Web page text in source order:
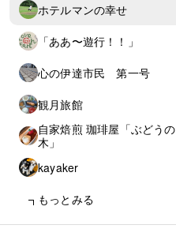
ホテルマンの幸せ
「ああ〜遊行！！」
心の伊達市民 第一号
観月旅館
自家焙煎 珈琲屋「ぶどうの
木」
kayaker
もっとみる